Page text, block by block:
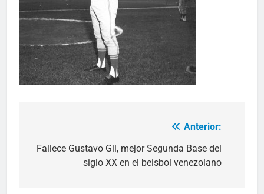
de
Anterior:
Fallece Gustavo Gil, mejor Segunda Base del
siglo XX en el beisbol venezolano